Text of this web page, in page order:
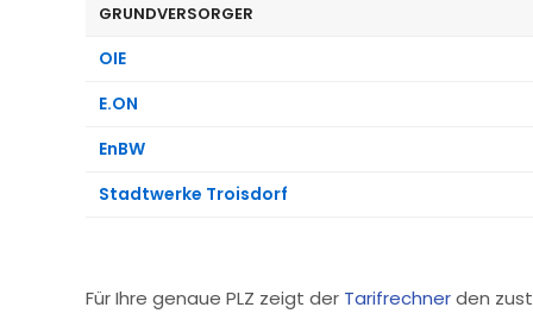
GRUNDVERSORGER
OIE
E.ON
EnBW
Stadtwerke Troisdorf
Für Ihre genaue PLZ zeigt der Tarifrechnerden